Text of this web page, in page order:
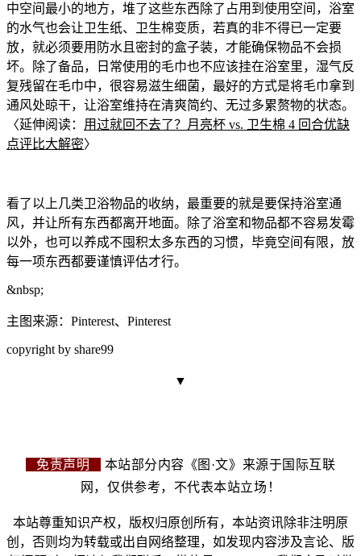
中空间最小的地方，堆了这些东西除了占用到使用空间 ，浴室
的水气也会让卫生纸、卫生棉变质，若真的非不得已一定要
放，就必须要用防水且密封的盒子装，才能确保物品不会损
坏。除了备品，日常使用的毛巾也不应该挂在浴室里，湿气反
复残留在毛巾中，很容易滋生细菌，最好的方式是将毛巾拿到
通风处晾干，让浴室维持在清爽简约、无过多累赘物的状态。
〈延伸阅读： 用过就回不去了？月亮杯 vs. 卫生棉 4 回合优缺
点评比大解密〉
看了以上几类卫浴物品的收纳，最重要的就是要保持浴室通
风，并让所有东西都离开地面。除了浴室和物品都不容易发霉
以外，也可以养成不囤积太多东西的习惯，毕竟空间有限，放
每一项东西都要谨慎评估才行。
&nbsp;
主图来源：Pinterest、Pinterest
copyright by share99
▼
免责声明
本站部分内容《图·文》来源于国际互联
网，仅供参考，不代表本站立场！
本站尊重知识产权，版权归原创所有，本站资讯除非注明原
创，否则均为转载或出自网络整理，如发现内容涉及言论、版